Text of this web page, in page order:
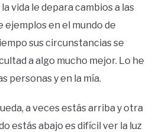
vida le depara cambios a las
ejemplos en el mundo de
sus circunstancias se
a algo mucho mejor. Lo he
personas y en la mía.
a veces estás arriba y otra
estás abajo es difícil ver la luz